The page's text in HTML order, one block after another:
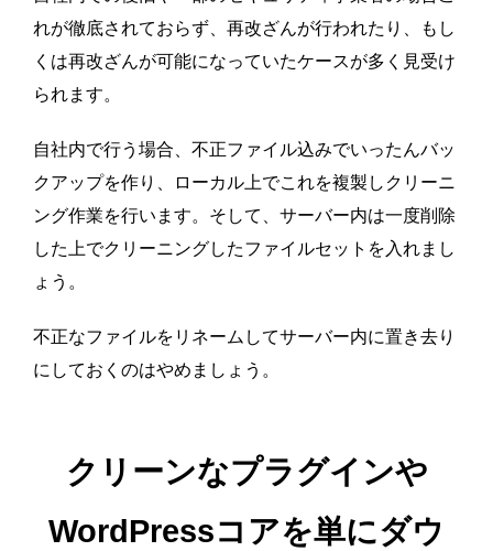
れが徹底されておらず、再改ざんが行われたり、もし
くは再改ざんが可能になっていたケースが多く見受け
られます。
自社内で行う場合、 不正ファイル込みでいったんバッ
クアップを作り、ローカル上でこれを複製しクリーニ
ング作業を行います。そして、サーバー内は一度削除
した上でクリーニングしたファイルセットを入れまし
ょう。
不正なファイルをリネームしてサーバー内に置き去り
にしておくのはやめましょう。
クリーンなプラグインや
WordPressコアを単にダウ